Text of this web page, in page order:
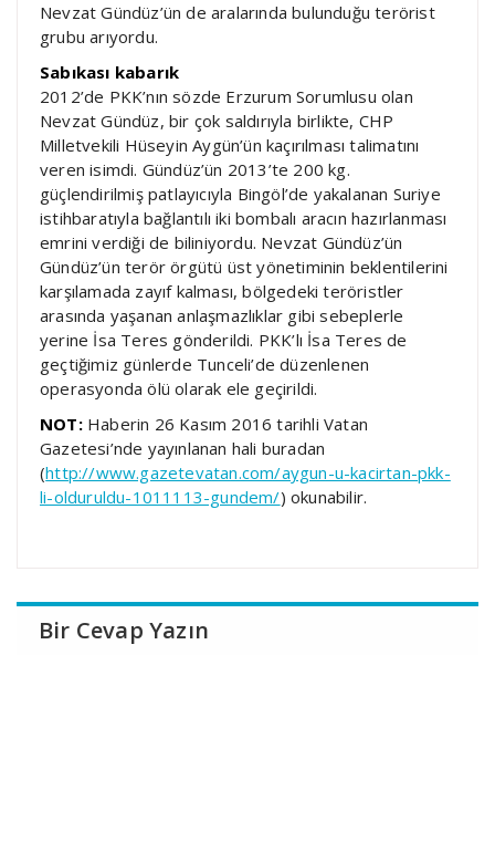
Nevzat Gündüz’ün de aralarında bulunduğu terörist
grubu arıyordu.
Sabıkası kabarık
2012’de PKK’nın sözde Erzurum Sorumlusu olan
Nevzat Gündüz, bir çok saldırıyla birlikte, CHP
Milletvekili Hüseyin Aygün’ün kaçırılması talimatını
veren isimdi. Gündüz’ün 2013’te 200 kg.
güçlendirilmiş patlayıcıyla Bingöl’de yakalanan Suriye
istihbaratıyla bağlantılı iki bombalı aracın hazırlanması
emrini verdiği de biliniyordu. Nevzat Gündüz’ün
Gündüz’ün terör örgütü üst yönetiminin beklentilerini
karşılamada zayıf kalması, bölgedeki teröristler
arasında yaşanan anlaşmazlıklar gibi sebeplerle
yerine İsa Teres gönderildi. PKK’lı İsa Teres de
geçtiğimiz günlerde Tunceli’de düzenlenen
operasyonda ölü olarak ele geçirildi.
NOT:Haberin 26 Kasım 2016 tarihli Vatan
Gazetesi’nde yayınlanan hali buradan
(http://www.gazetevatan.com/aygun-u-kacirtan-pkk-
li-olduruldu-1011113-gundem/) okunabilir.
Bir Cevap Yazın